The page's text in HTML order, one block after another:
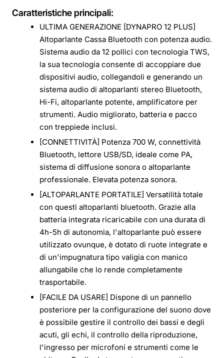
Caratteristiche principali:
ULTIMA GENERAZIONE [DYNAPRO 12 PLUS]
Altoparlante Cassa Bluetooth con potenza audio.
Sistema audio da 12 pollici con tecnologia TWS,
la sua tecnologia consente di accoppiare due
dispositivi audio, collegandoli e generando un
sistema audio di altoparlanti stereo Bluetooth,
Hi-Fi, altoparlante potente, amplificatore per
strumenti. Audio migliorato, batteria e pacco
con treppiede inclusi.
[CONNETTIVITÀ] Potenza 700 W, connettività
Bluetooth, lettore USB/SD, ideale come PA,
sistema di diffusione sonora o altoparlante
professionale. Elevata potenza sonora.
[ALTOPARLANTE PORTATILE] Versatilità totale
con questi altoparlanti bluetooth. Grazie alla
batteria integrata ricaricabile con una durata di
4h-5h di autonomia, l'altoparlante può essere
utilizzato ovunque, è dotato di ruote integrate e
di un'impugnatura tipo valigia con manico
allungabile che lo rende completamente
trasportabile.
[FACILE DA USARE] Dispone di un pannello
posteriore per la configurazione del suono dove
è possibile gestire il controllo dei bassi e degli
acuti, gli echi, il controllo della riproduzione,
l'ingresso per microfoni e strumenti come le